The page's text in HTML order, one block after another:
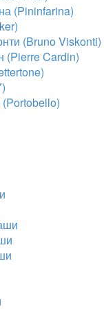
(Pininfarina)
(Bruno Viskonti)
(Pierre Cardin)